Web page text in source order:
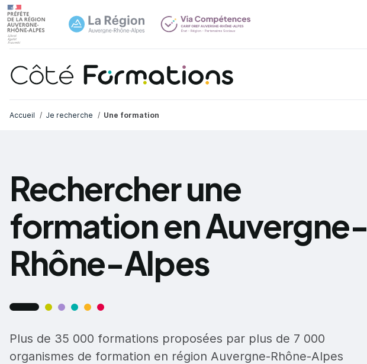
Accueil Je recherche Une formation
Rechercher une
formation en Auvergne-
Rhône-Alpes
Plus de 35 000 formations proposées par plus de 7 000
organismes de formation en région Auvergne-Rhône-Alpes